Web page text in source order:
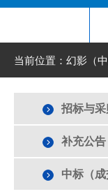
当前位置：幻影（
招标与
补充公告
中标（